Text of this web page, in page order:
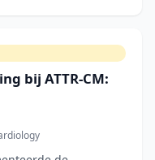
bij ATTR-CM: